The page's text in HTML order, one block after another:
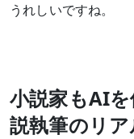
うれしいですね。
小説家もAI
説執筆のリ